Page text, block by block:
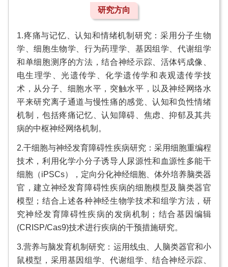
研究方向
1.疼痛与记忆、认知和情绪机制研究：采用分子生物
学、细胞生物学、行为药理学、基因组学、代谢组学
和单细胞测序的方法，结合神经示踪、活体钙成像、
电生理学、光遗传学、化学遗传学和表观遗传学技
术，从分子、细胞水平，突触水平，以及神经网络水
平来研究离子通道与慢性痛的感觉、认知和负性情绪
机制，包括疼痛记忆、认知障碍、焦虑、抑郁及其共
病的中枢神经网络机制。
2.干细胞与神经发育障碍性疾病研究：采用细胞重编程
技术，利用化学小分子诱导人尿源性和血源性多能干
细胞（iPSCs），定向分化神经细胞、体外培养脑类器
官，建立神经发育障碍性疾病的细胞模型及脑类器官
模型；结合上述各种神经生物学技术和组学方法，研
究神经发育障碍性疾病的发病机制；结合基因编辑
(CRISP/Cas9)技术进行疾病的干预措施研究。
3.营养与脑发育机制研究：运用线虫、人脑类器官和小
鼠模型，采用基因组学、代谢组学、结合神经示踪、